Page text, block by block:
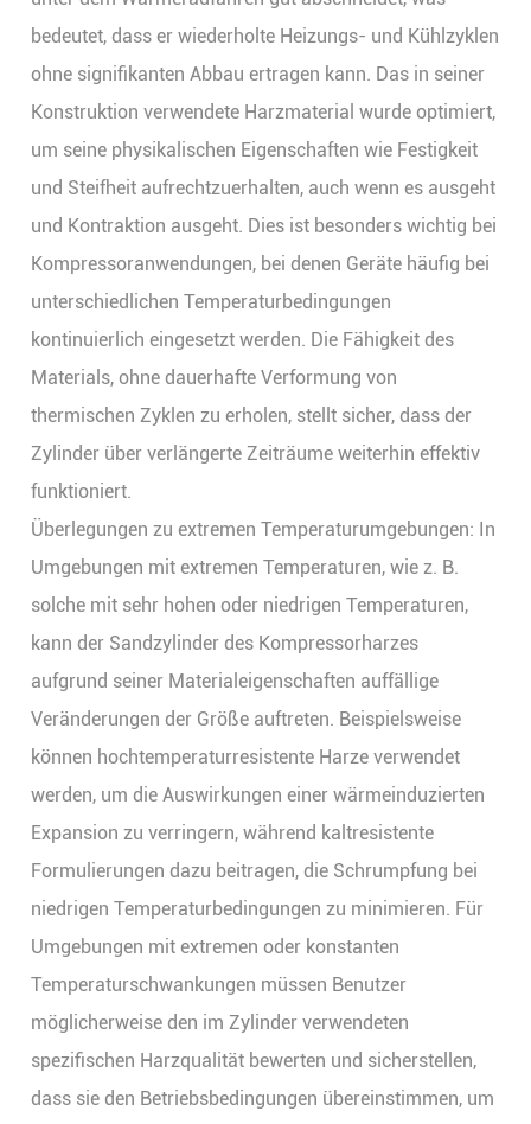
bedeutet, dass er wiederholte Heizungs- und Kühlzyklen
ohne signifikanten Abbau ertragen kann. Das in seiner
Konstruktion verwendete Harzmaterial wurde optimiert,
um seine physikalischen Eigenschaften wie Festigkeit
und Steifheit aufrechtzuerhalten, auch wenn es ausgeht
und Kontraktion ausgeht. Dies ist besonders wichtig bei
Kompressoranwendungen, bei denen Geräte häufig bei
unterschiedlichen Temperaturbedingungen
kontinuierlich eingesetzt werden. Die Fähigkeit des
Materials, ohne dauerhafte Verformung von
thermischen Zyklen zu erholen, stellt sicher, dass der
Zylinder über verlängerte Zeiträume weiterhin effektiv
funktioniert.
Überlegungen zu extremen Temperaturumgebungen: In
Umgebungen mit extremen Temperaturen, wie z. B.
solche mit sehr hohen oder niedrigen Temperaturen,
kann der Sandzylinder des Kompressorharzes
aufgrund seiner Materialeigenschaften auffällige
Veränderungen der Größe auftreten. Beispielsweise
können hochtemperaturresistente Harze verwendet
werden, um die Auswirkungen einer wärmeinduzierten
Expansion zu verringern, während kaltresistente
Formulierungen dazu beitragen, die Schrumpfung bei
niedrigen Temperaturbedingungen zu minimieren. Für
Umgebungen mit extremen oder konstanten
Temperaturschwankungen müssen Benutzer
möglicherweise den im Zylinder verwendeten
spezifischen Harzqualität bewerten und sicherstellen,
dass sie den Betriebsbedingungen übereinstimmen, um